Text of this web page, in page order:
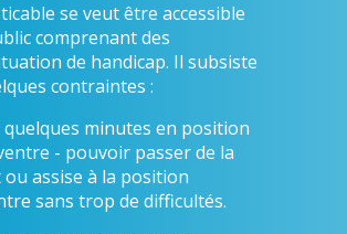
se veut être accessible
comprenant des
de handicap. Il subsiste
contraintes :
minutes en position
- pouvoir passer de la
assise à la position
sans trop de difficultés.